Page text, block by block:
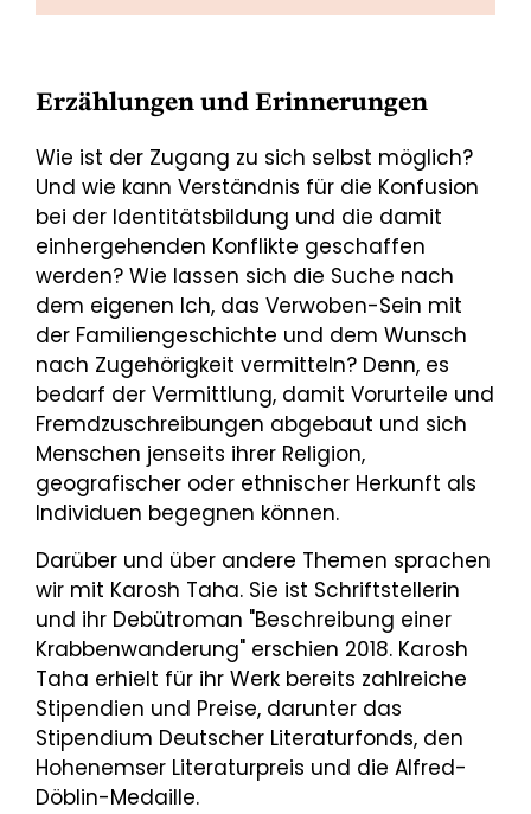
Erzählungen und Erinnerungen
Wie ist der Zugang zu sich selbst möglich?
Und wie kann Verständnis für die Konfusion
bei der Identitätsbildung und die damit
einhergehenden Konflikte geschaffen
werden? Wie lassen sich die Suche nach
dem eigenen Ich, das Verwoben-Sein mit
der Familiengeschichte und dem Wunsch
nach Zugehörigkeit vermitteln? Denn, es
bedarf der Vermittlung, damit Vorurteile und
Fremdzuschreibungen abgebaut und sich
Menschen jenseits ihrer Religion,
geografischer oder ethnischer Herkunft als
Individuen begegnen können.
Darüber und über andere Themen sprachen
wir mit Karosh Taha. Sie ist Schriftstellerin
und ihr Debütroman "Beschreibung einer
Krabbenwanderung" erschien 2018. Karosh
Taha erhielt für ihr Werk bereits zahlreiche
Stipendien und Preise, darunter das
Stipendium Deutscher Literaturfonds, den
Hohenemser Literaturpreis und die Alfred-
Döblin-Medaille.